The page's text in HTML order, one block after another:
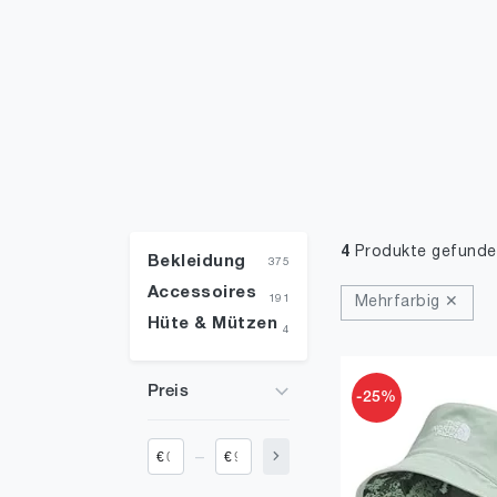
Bekleidung 375
Accessoires 191
Hüte & Mützen 4
Preis
€ €
4 Produkte
Mehrfarbig ✕
-25%